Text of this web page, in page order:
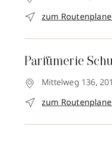
zum
Parfümerie
Mittelweg 136,
zum